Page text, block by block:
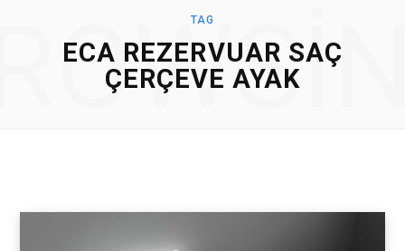
TAG
ECA REZERVUAR SAÇ
ÇERÇEVE AYAK